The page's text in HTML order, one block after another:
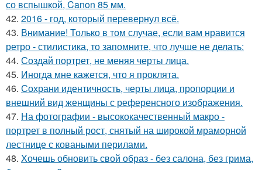
со вспышкой, Canon 85 мм.
42. 2016 - год, который перевернул всё.
43. Внимание! Только в том случае, если вам нравится
ретро - стилистика, то запомните, что лучше не делать:
44. Создай портрет, не меняя черты лица.
45. Иногда мне кажется, что я проклята.
46. Сохрани идентичность, черты лица, пропорции и
внешний вид женщины с референсного изображения.
47. На фотографии - высококачественный макро -
портрет в полный рост, снятый на широкой мраморной
лестнице с коваными перилами.
48. Хочешь обновить свой образ - без салона, без грима,